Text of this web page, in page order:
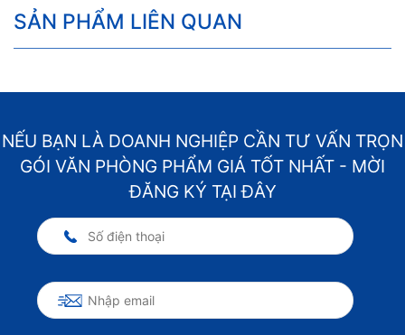
SẢN PHẨM LIÊN QUAN
NẾU BẠN LÀ DOANH NGHIỆP CẦN TƯ VẤN TRỌN
GÓI VĂN PHÒNG PHẨM GIÁ TỐT NHẤT - MỜI
ĐĂNG KÝ TẠI ĐÂY